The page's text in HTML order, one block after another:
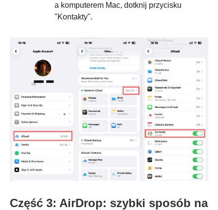
a komputerem Mac, dotknij przycisku
"Kontakty".
Część 3: AirDrop: szybki sposób na